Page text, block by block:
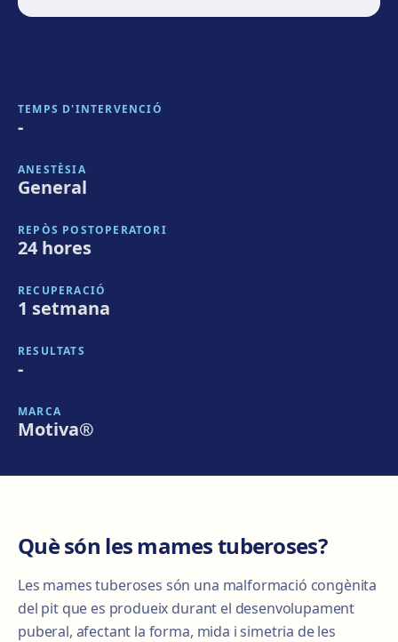
TEMPS D'INTERVENCIÓ
-
ANESTÈSIA
General
REPÒS POSTOPERATORI
24 hores
RECUPERACIÓ
1 setmana
RESULTATS
-
MARCA
Motiva®
Què són les mames tuberoses?
Les mames tuberoses són una malformació congènita
del pit que es produeix durant el desenvolupament
puberal, afectant la forma, mida i simetria de les